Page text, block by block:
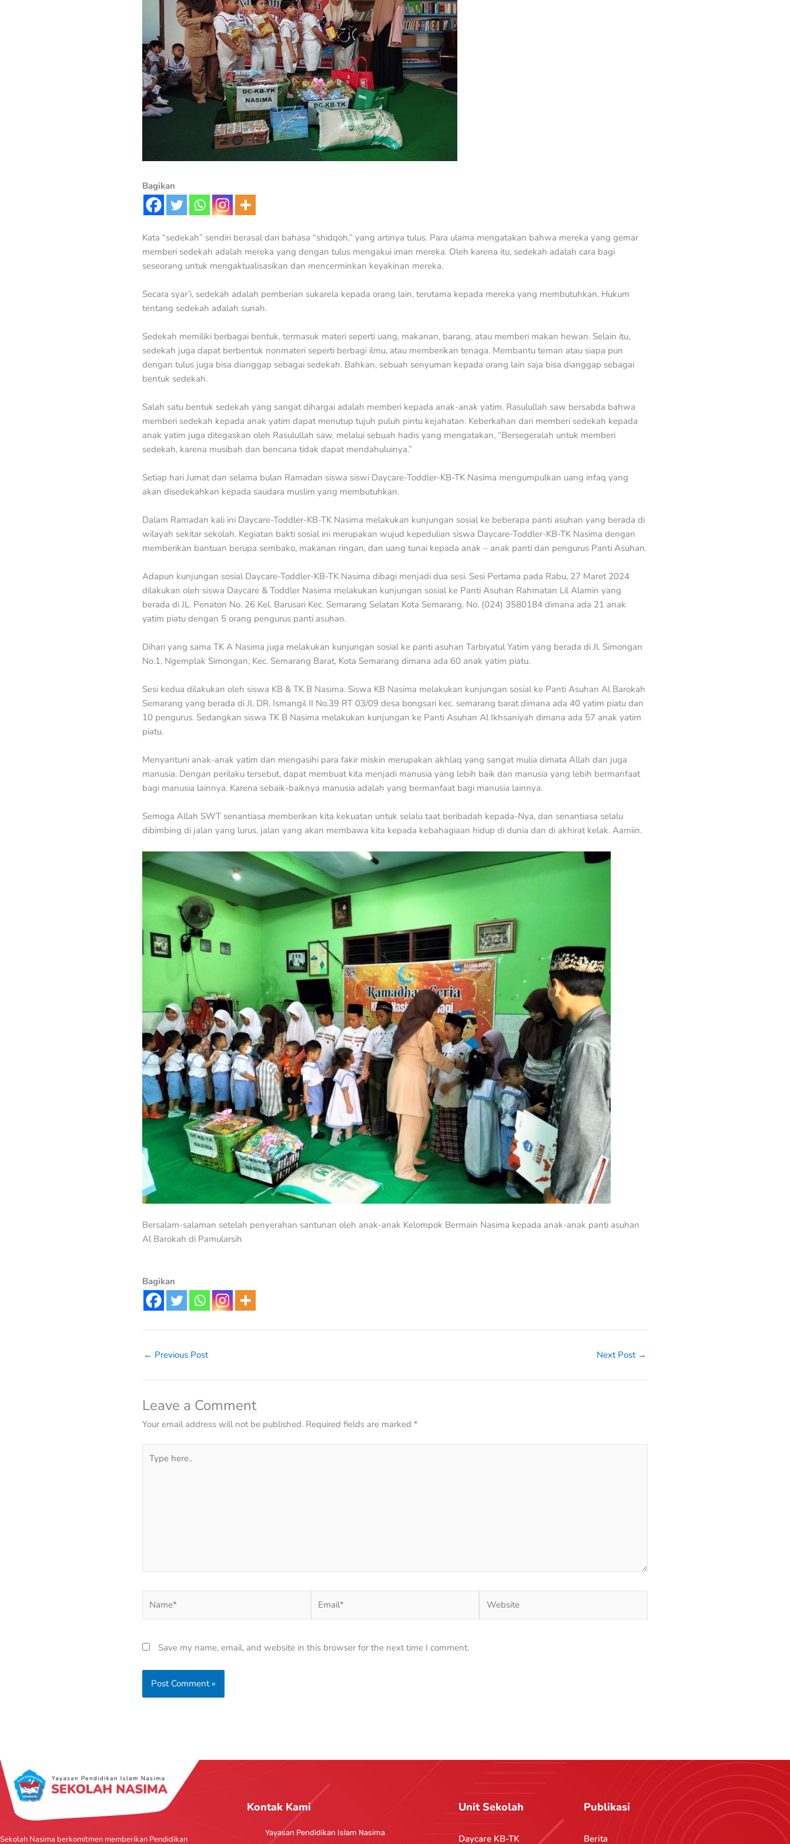
Bagikan
Kata “sedekah” sendiri berasal dari bahasa “shidqoh,” yang artinya tulus. Para ulama mengatakan bahwa mereka yang gemar
memberi sedekah adalah mereka yang dengan tulus mengakui iman mereka. Oleh karena itu, sedekah adalah cara bagi
seseorang untuk mengaktualisasikan dan mencerminkan keyakinan mereka.
Secara syar’i, sedekah adalah pemberian sukarela kepada orang lain, terutama kepada mereka yang membutuhkan. Hukum
tentang sedekah adalah sunah.
Sedekah memiliki berbagai bentuk, termasuk materi seperti uang, makanan, barang, atau memberi makan hewan. Selain itu,
sedekah juga dapat berbentuk nonmateri seperti berbagi ilmu, atau memberikan tenaga. Membantu teman atau siapa pun
dengan tulus juga bisa dianggap sebagai sedekah. Bahkan, sebuah senyuman kepada orang lain saja bisa dianggap sebagai
bentuk sedekah.
Salah satu bentuk sedekah yang sangat dihargai adalah memberi kepada anak-anak yatim. Rasulullah saw bersabda bahwa
memberi sedekah kepada anak yatim dapat menutup tujuh puluh pintu kejahatan. Keberkahan dari memberi sedekah kepada
anak yatim juga ditegaskan oleh Rasulullah saw. melalui sebuah hadis yang mengatakan, “Bersegeralah untuk memberi
sedekah, karena musibah dan bencana tidak dapat mendahuluinya.”
Setiap hari Jumat dan selama bulan Ramadan siswa siswi Daycare-Toddler-KB-TK Nasima mengumpulkan uang infaq yang
akan disedekahkan kepada saudara muslim yang membutuhkan.
Dalam Ramadan kali ini Daycare-Toddler-KB-TK Nasima melakukan kunjungan sosial ke beberapa panti asuhan yang berada di
wilayah sekitar sekolah. Kegiatan bakti sosial ini merupakan wujud kepedulian siswa Daycare-Toddler-KB-TK Nasima dengan
memberikan bantuan berupa sembako, makanan ringan, dan uang tunai kepada anak – anak panti dan pengurus Panti Asuhan.
Adapun kunjungan sosial Daycare-Toddler-KB-TK Nasima dibagi menjadi dua sesi. Sesi Pertama pada Rabu, 27 Maret 2024
dilakukan oleh siswa Daycare & Toddler Nasima melakukan kunjungan sosial ke Panti Asuhan Rahmatan Lil Alamin yang
berada di JL. Penaton No. 26 Kel. Barusari Kec. Semarang Selatan Kota Semarang. No. (024) 3580184 dimana ada 21 anak
yatim piatu dengan 5 orang pengurus panti asuhan.
Dihari yang sama TK A Nasima juga melakukan kunjungan sosial ke panti asuhan Tarbiyatul Yatim yang berada di Jl. Simongan
No.1, Ngemplak Simongan, Kec. Semarang Barat, Kota Semarang dimana ada 60 anak yatim piatu.
Sesi kedua dilakukan oleh siswa KB & TK B Nasima. Siswa KB Nasima melakukan kunjungan sosial ke Panti Asuhan Al Barokah
Semarang yang berada di Jl. DR. Ismangil II No.39 RT 03/09 desa bongsari kec. semarang barat dimana ada 40 yatim piatu dan
10 pengurus. Sedangkan siswa TK B Nasima melakukan kunjungan ke Panti Asuhan Al Ikhsaniyah dimana ada 57 anak yatim
piatu.
Menyantuni anak-anak yatim dan mengasihi para fakir miskin merupakan akhlaq yang sangat mulia dimata Allah dan juga
manusia. Dengan perilaku tersebut, dapat membuat kita menjadi manusia yang lebih baik dan manusia yang lebih bermanfaat
bagi manusia lainnya. Karena sebaik-baiknya manusia adalah yang bermanfaat bagi manusia lainnya.
Semoga Allah SWT senantiasa memberikan kita kekuatan untuk selalu taat beribadah kepada-Nya, dan senantiasa selalu
dibimbing di jalan yang lurus, jalan yang akan membawa kita kepada kebahagiaan hidup di dunia dan di akhirat kelak. Aamiin.
Bersalam-salaman setelah penyerahan santunan oleh anak-anak Kelompok Bermain Nasima kepada anak-anak panti asuhan
Al Barokah di Pamularsih
Bagikan
← Previous Post Next Post →
Leave a Comment
Your email address will not be published. Required fields are marked *
here..
Save my name, email, and website in this browser for the next time I comment.
Sekolah Nasima berkomitmen memberikan Pendidikan
Kontak Kami
Yayasan Pendidikan Islam Nasima
Unit Sekolah
Daycare KB-TK
Publikasi
Berita